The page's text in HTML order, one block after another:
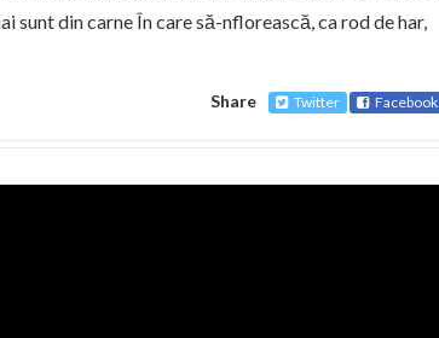
sunt din carne În care să-nflorească, ca rod de har,
Share Twitter Facebook